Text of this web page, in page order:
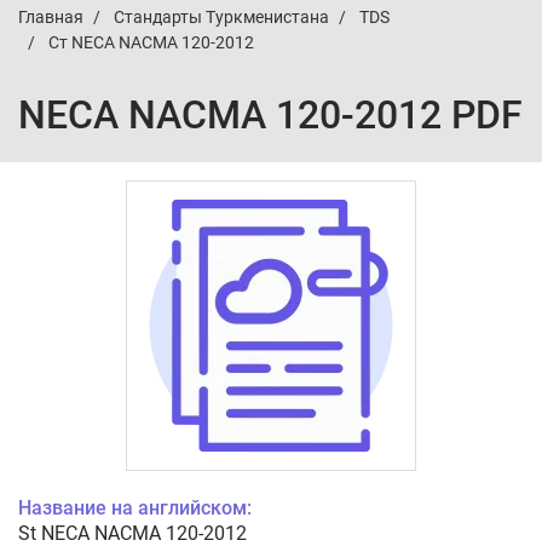
Главная Стандарты Туркменистана
TDS
Ст NECA NACMA 120-2012
NECA NACMA 120-2012 PDF
Название на английском:
St NECA NACMA 120-2012